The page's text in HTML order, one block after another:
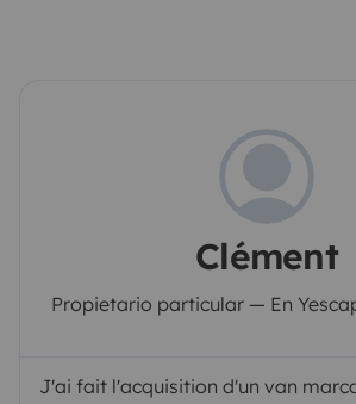
Clément
Propietario particular — En
J'ai fait l'acquisition d'un van